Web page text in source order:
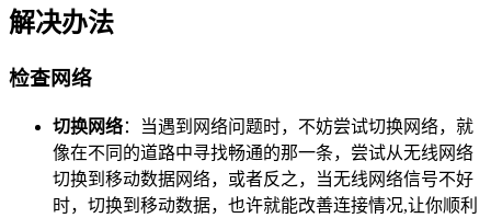
解决办法
检查网络
切换网络：当遇到网络问题时，不妨尝试切换网络，就
像在不同的道路中寻找畅通的那一条，尝试从无线网络
切换到移动数据网络，或者反之，当无线网络信号不好
时，切换到移动数据，也许就能改善连接情况,让你顺利